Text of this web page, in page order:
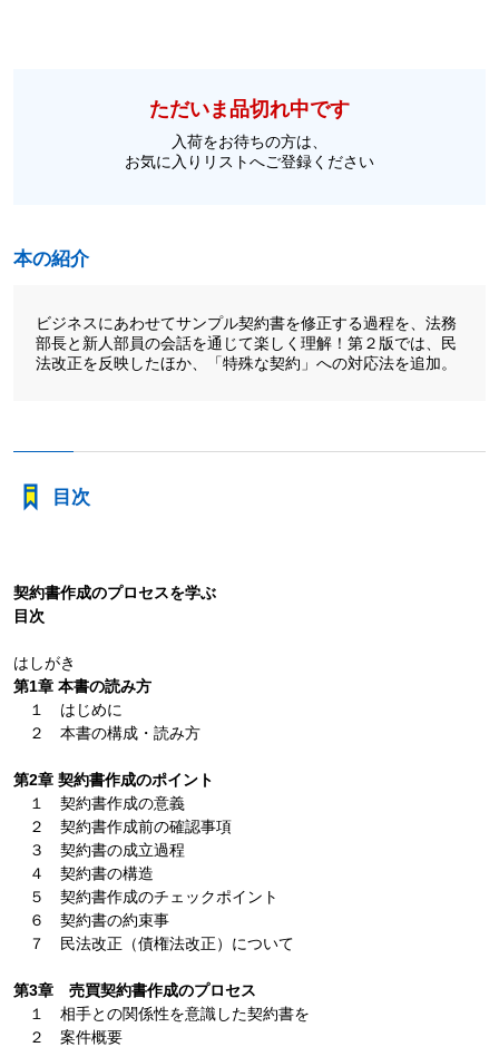
ただいま品切れ中です
入荷をお待ちの方は、
お気に入りリストへご登録ください
本の紹介
ビジネスにあわせてサンプル契約書を修正する過程を、法務
部長と新人部員の会話を通じて楽しく理解！第２版では、民
法改正を反映したほか、「特殊な契約」への対応法を追加。
目次
契約書作成のプロセスを学ぶ
目次
はしがき
第1章 本書の読み方
１ はじめに
２ 本書の構成・読み方
第2章 契約書作成のポイント
１ 契約書作成の意義
２ 契約書作成前の確認事項
３ 契約書の成立過程
４ 契約書の構造
５ 契約書作成のチェックポイント
６ 契約書の約束事
７ 民法改正（債権法改正）について
第3章 売買契約書作成のプロセス
１ 相手との関係性を意識した契約書を
２ 案件概要